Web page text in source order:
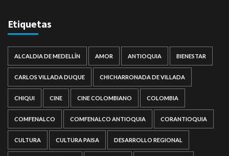
Etiquetas
ALCALDIA DE MEDELLÍN AMOR ANTIOQUIA BIENESTAR
CARLOS VILLADA DUQUE CHICHARRONADA DE VILLADA
CHIQUI CINE CINE COLOMBIANO COLOMBIA
COMFENALCO COMFENALCO ANTIOQUIA CORANTIOQUIA
CULTURA CULTURA PAISA DESARROLLO REGIONAL